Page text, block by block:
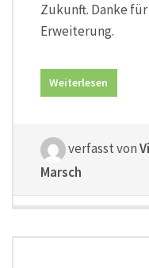
Zukunft. Danke
Erweiterung.
Weiterlesen
verfasst von
Marsch